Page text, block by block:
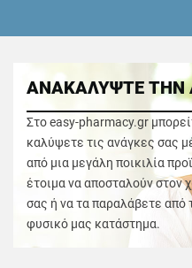
ΑΝΑΚΑΛΥΨΤΕ ΤΗΝ
Στο easy-pharmacy.gr
καλύψετε τις ανάγκες σας
από μια μεγάλη ποικιλία
έτοιμα να αποσταλούν στον
σας ή να τα παραλάβετε από
φυσικό μας κατάστημα.